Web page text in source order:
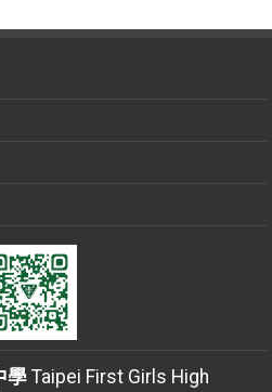
學Taipei First Girls High